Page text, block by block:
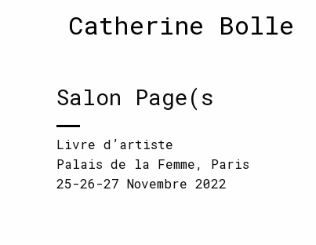
Catherine Bolle
Salon Page(s
Livre d’artiste
Palais de la Femme, Paris
25-26-27 Novembre 2022